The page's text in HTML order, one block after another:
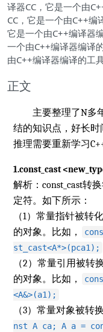
译器CC，它是一个由
CC，它是一个由C++编
它是一个由C++编译器
一个由C++编译器编译
由C++编译器编译的工具
正文
主要整理了N多年
结的知识点，好长时
推理需要重新学习
1.const_cast
解析：const_cast转
定符。如下所示：
（1）常量指针被转
的对象。比如，
st_cast<A*>(pca1);
（2）常量引用被转
的对象。比如，
<A&>(a1);
（3）常量对象被转
nst A ca; A a =